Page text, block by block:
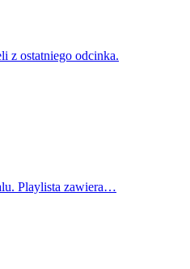
z ostatniego odcinka.
Playlista zawiera…